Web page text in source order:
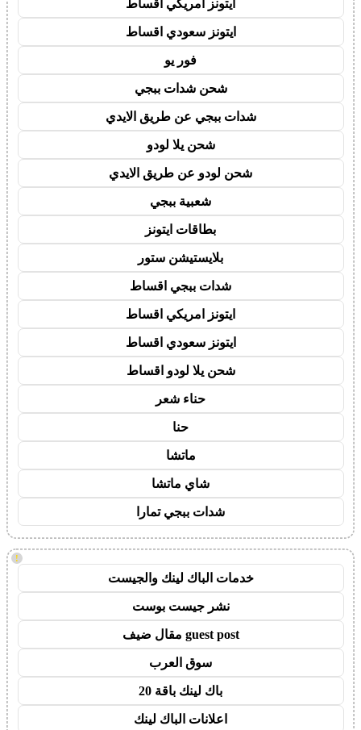
ايتونز امريكي اقساط
ايتونز سعودي اقساط
فور يو
شحن شدات ببجي
شدات ببجي عن طريق الايدي
شحن يلا لودو
شحن لودو عن طريق الايدي
شعبية ببجي
بطاقات ايتونز
بلايستيشن ستور
شدات ببجي اقساط
ايتونز امريكي اقساط
ايتونز سعودي اقساط
شحن يلا لودو اقساط
حناء شعر
حنا
ماتشا
شاي ماتشا
شدات ببجي تمارا
!
خدمات الباك لينك والجيست
نشر جيست بوست
guest post مقال ضيف
سوق العرب
باك لينك باقة 20
اعلانات الباك لينك